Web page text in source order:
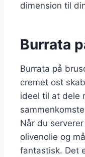
dimension til
Burrata
Burrata på
cremet ost
ideel til at dele
Når du
olivenolie og
fantastisk. Det